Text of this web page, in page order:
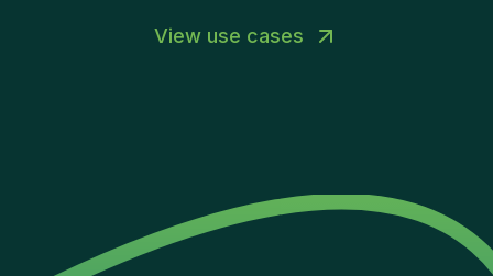
View use cases